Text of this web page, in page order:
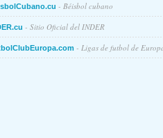
- Béisbol cubano
- Sitio Oficial del INDER
- Ligas de futbol de